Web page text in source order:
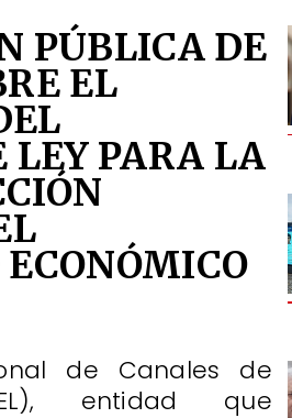
PÚBLICA DE
EL
LEY PARA LA
de Canales de
entidad que